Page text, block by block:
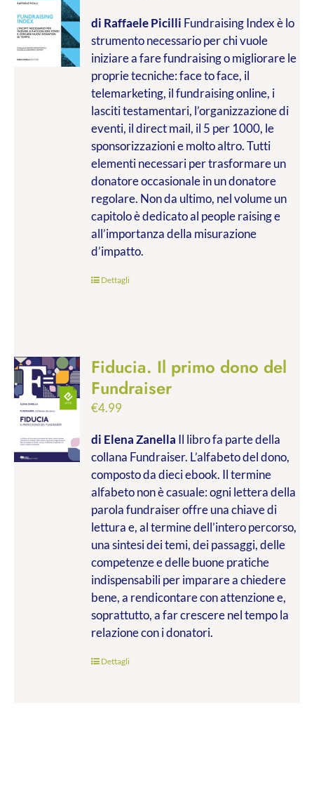
prezzo:
da
€9.99
a
€20.00
di Raffaele Picilli Fundraising Index è lo
strumento necessario per chi vuole
iniziare a fare fundraising o migliorare le
proprie tecniche: face to face, il
telemarketing, il fundraising online, i
lasciti testamentari, l’organizzazione di
eventi, il direct mail, il 5 per 1000, le
sponsorizzazioni e molto altro. Tutti
elementi necessari per trasformare un
donatore occasionale in un donatore
regolare. Non da ultimo, nel volume un
capitolo è dedicato al people raising e
all’importanza della misurazione
d’impatto.
Dettagli
Fiducia. Il primo dono del
Fundraiser
€4.99
di Elena Zanella Il libro fa parte della
collana Fundraiser. L’alfabeto del dono,
composto da dieci ebook. Il termine
alfabeto non è casuale: ogni lettera della
parola fundraiser offre una chiave di
lettura e, al termine dell’intero percorso,
una sintesi dei temi, dei passaggi, delle
competenze e delle buone pratiche
indispensabili per imparare a chiedere
bene, a rendicontare con attenzione e,
soprattutto, a far crescere nel tempo la
relazione con i donatori.
Dettagli